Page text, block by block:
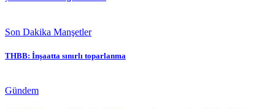
Son Dakika Manşetler
THBB: İnşaatta sınırlı toparlanma
Gündem